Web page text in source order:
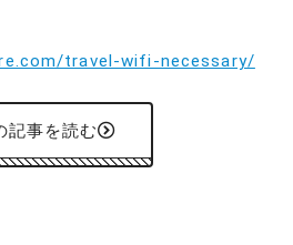
travel-wifi-necessary/
記事を読む